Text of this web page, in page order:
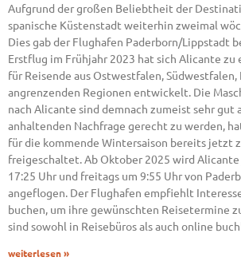
Aufgrund der großen Beliebtheit der
spanische Küstenstadt weiterhin zweimal
Dies gab der Flughafen Paderborn/Lippstadt
Erstflug im Frühjahr 2023 hat sich Alicante
für Reisende aus Ostwestfalen, Südwestfalen,
angrenzenden Regionen entwickelt. Die
nach Alicante sind demnach zumeist sehr gut
anhaltenden Nachfrage gerecht zu werden,
für die kommende Wintersaison bereits jetzt
freigeschaltet. Ab Oktober 2025 wird
17:25 Uhr und freitags um 9:55 Uhr von
angeflogen. Der Flughafen empfiehlt
buchen, um ihre gewünschten Reisetermine
sind sowohl in Reisebüros als auch online
weiterlesen »